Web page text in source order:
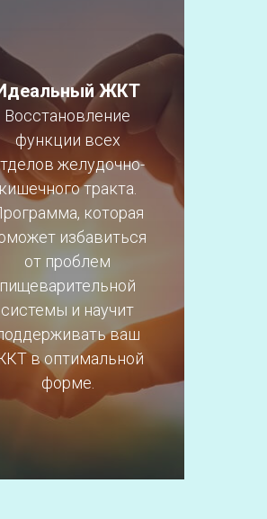
ЖКТ
Восстановление
функции всех
желудочно-
кишечного тракта.
которая
избавиться
от проблем
пищеварительной
системы и научит
ваш
в оптимальной
форме.
Подробнее